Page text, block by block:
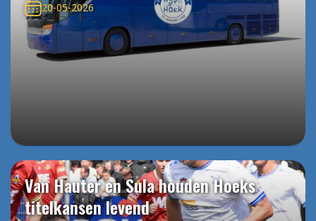
20-05-2026
Van Hauter en Sula houden Hoeks
titelkansen levend